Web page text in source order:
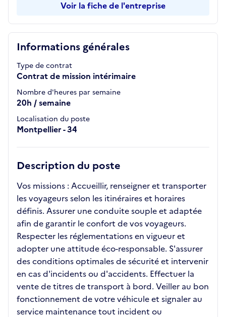
Informations générales
Type de contrat
Contrat de mission intérimaire
Nombre d'heures par semaine
20h / semaine
Localisation du poste
Montpellier - 34
Description du poste
Vos missions : Accueillir, renseigner et transporter
les voyageurs selon les itinéraires et horaires
définis. Assurer une conduite souple et adaptée
afin de garantir le confort de vos voyageurs.
Respecter les réglementations en vigueur et
adopter une attitude éco-responsable. S'assurer
des conditions optimales de sécurité et intervenir
en cas d'incidents ou d'accidents. Effectuer la
vente de titres de transport à bord. Veiller au bon
fonctionnement de votre véhicule et signaler au
service maintenance tout incident ou
Voir la fiche de l'entreprise